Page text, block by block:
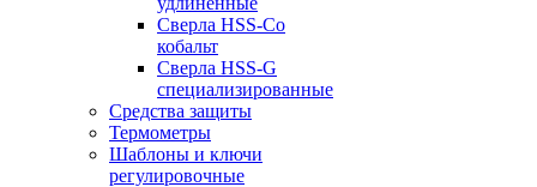
Сверла HSS-Co
кобальт
Сверла HSS-G
специализированные
Средства защиты
Термометры
Шаблоны и ключи
регулировочные